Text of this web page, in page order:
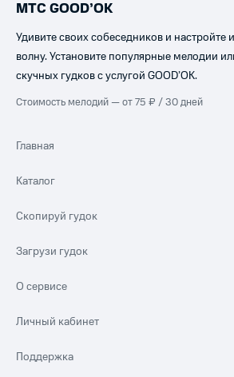
МТС GOOD’OK
Удивите своих собеседников и настройте
волну. Установите популярные мелодии
скучных гудков с услугой GOOD’OK.
Стоимость мелодий — от 75 ₽ / 30 дней
Главная
Каталог
Скопируй гудок
Загрузи гудок
О сервисе
Личный кабинет
Поддержка